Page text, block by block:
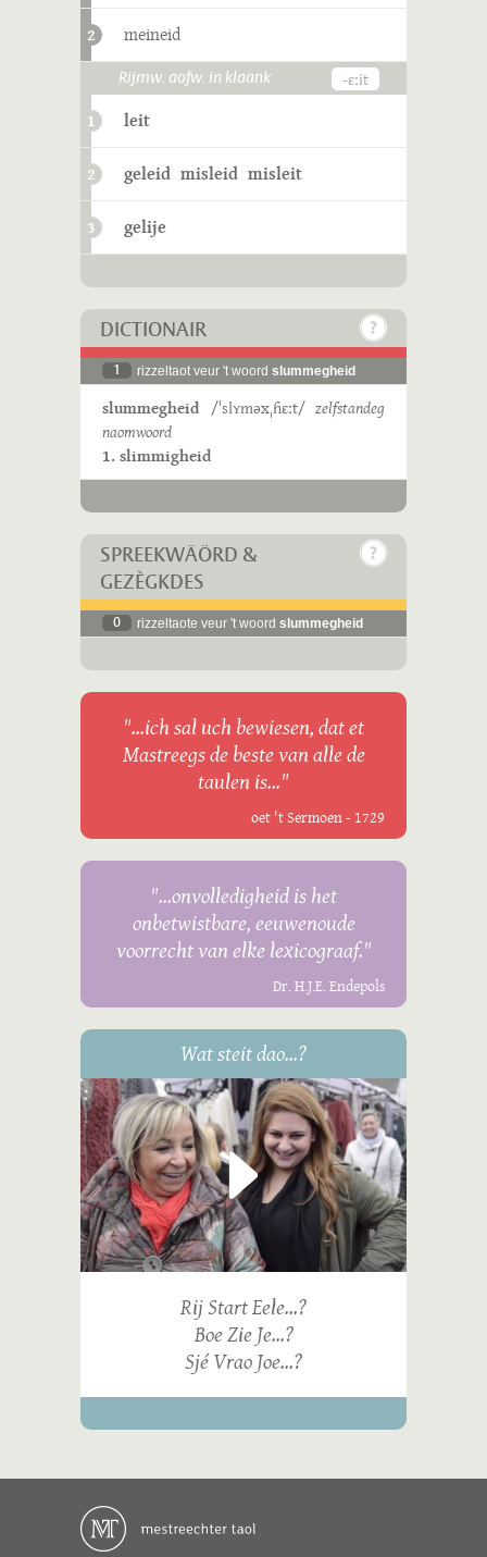
2 meineid
Rijmw. aofw. in klaank -ɛːit
1 leit
2 geleid misleid misleit
3 gelije
DICTIONAIR
1 rizzeltaot veur 't woord slummegheid
slummegheid /ˈslʏməxˌɦɛːt/ zelfstandeg
naomwoord
1. slimmigheid
SPREEKWÄÖRD &
GEZÈGKDES
0 rizzeltaote veur 't woord slummegheid
"...ich sal uch bewiesen, dat et
Mastreegs de beste van alle de
taulen is..."
oet 't Sermoen - 1729
"...onvolledigheid is het
onbetwistbare, eeuwenoude
voorrecht van elke lexicograaf."
Dr. H.J.E. Endepols
Wat steit dao...?
Rij Start Eele...?
Boe Zie Je...?
Sjé Vrao Joe...?